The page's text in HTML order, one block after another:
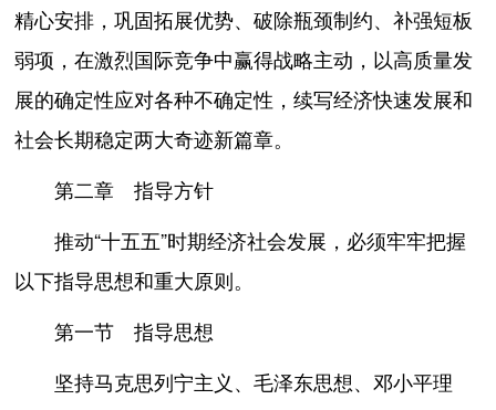
精心安排，巩固拓展优势、破除瓶颈制约、补强短板
弱项，在激烈国际竞争中赢得战略主动，以高质量发
展的确定性应对各种不确定性，续写经济快速发展和
社会长期稳定两大奇迹新篇章。
第二章 指导方针
推动“十五五”时期经济社会发展，必须牢牢把握
以下指导思想和重大原则。
第一节 指导思想
坚持马克思列宁主义、毛泽东思想、邓小平理